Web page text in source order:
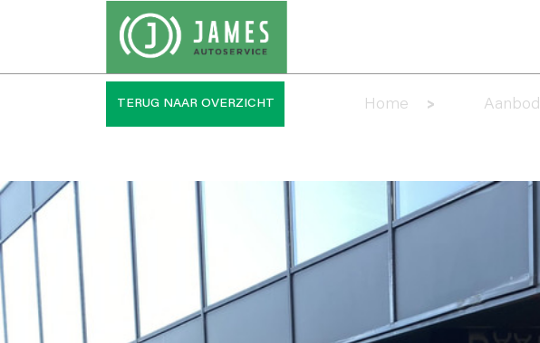
TERUG NAAR OVERZICHT Home > Aanbod